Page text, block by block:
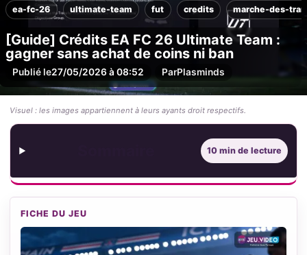
ea-fc-26 ultimate-team fut credits marche-des-
[Guide] Crédits EA FC 26 Ultimate Team :
gagner sans achat de coins ni ban
Publié le27/05/2026 à 08:52 ParPlasminds
Visuel : les images appartiennent à leurs ayants droit respectifs.
10 min de lecture
FICHE DU JEU